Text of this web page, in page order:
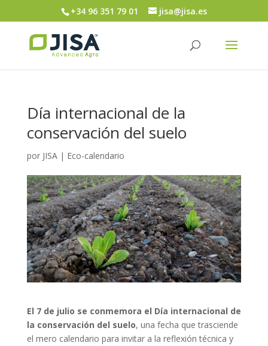
+34 96 351 79 01 jisa@jisa.es
Día internacional de la
conservación del suelo
por JISA| Eco-calendario
El 7 de julio se conmemora el Día internacional de
la conservación del suelo, una fecha que trasciende
el mero calendario para invitar a la reflexión técnica y